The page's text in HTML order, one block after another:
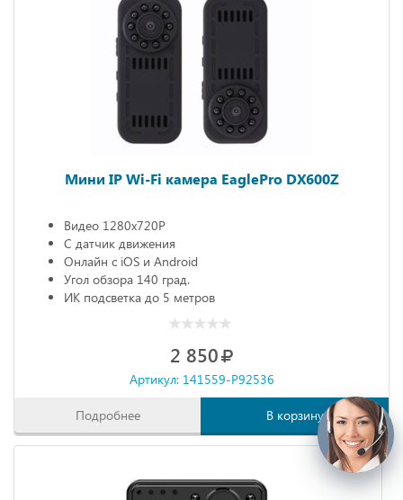
Мини IP Wi-Fi камера EaglePro DX600Z
Видео 1280х720P
С датчик движения
Онлайн с iOS и Android
Угол обзора 140 град.
ИК подсветка до 5 метров
2 850
Артикул: 141559-P92536
Подробнее В корзину